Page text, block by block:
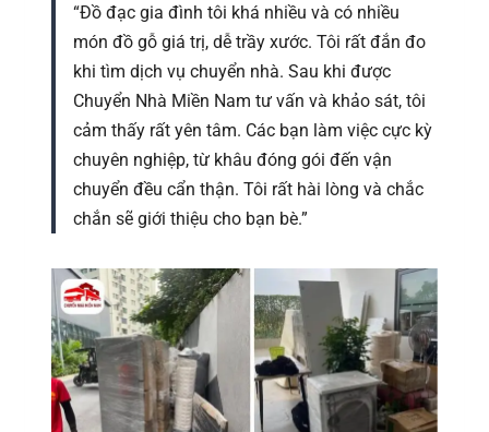
“Đồ đạc gia đình tôi khá nhiều và có nhiều
món đồ gỗ giá trị, dễ trầy xước. Tôi rất đắn đo
khi tìm dịch vụ chuyển nhà. Sau khi được
Chuyển Nhà Miền Nam tư vấn và khảo sát, tôi
cảm thấy rất yên tâm. Các bạn làm việc cực kỳ
chuyên nghiệp, từ khâu đóng gói đến vận
chuyển đều cẩn thận. Tôi rất hài lòng và chắc
chắn sẽ giới thiệu cho bạn bè.”